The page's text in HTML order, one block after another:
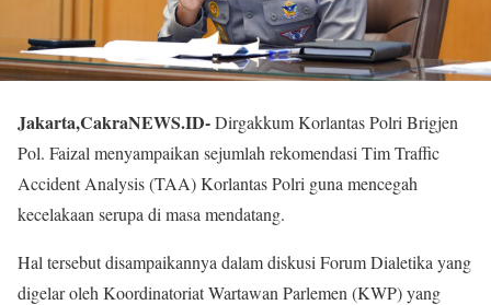
Jakarta,CakraNEWS.ID-Dirgakkum Korlantas Polri Brigjen
Pol. Faizal menyampaikan sejumlah rekomendasi Tim Traffic
Accident Analysis (TAA) Korlantas Polri guna mencegah
kecelakaan serupa di masa mendatang.
Hal tersebut disampaikannya dalam diskusi Forum Dialetika yang
digelar oleh Koordinatoriat Wartawan Parlemen (KWP) yang